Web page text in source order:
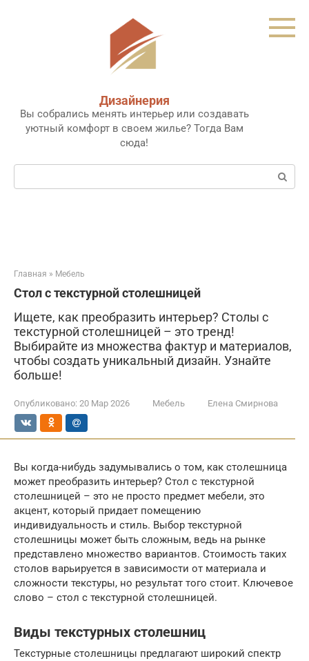
Дизайнерия
Вы собрались менять интерьер или создавать
уютный комфорт в своем жилье? Тогда Вам
сюда!
Поиск:
Главная » Мебель
Стол с текстурной столешницей
Ищете, как преобразить интерьер? Столы с
текстурной столешницей – это тренд!
Выбирайте из множества фактур и материалов,
чтобы создать уникальный дизайн. Узнайте
больше!
Опубликовано: 20 Мар 2026 Мебель Елена Смирнова
Вы когда-нибудь задумывались о том, как столешница
может преобразить интерьер? Стол с текстурной
столешницей – это не просто предмет мебели, это
акцент, который придает помещению
индивидуальность и стиль. Выбор текстурной
столешницы может быть сложным, ведь на рынке
представлено множество вариантов. Стоимость таких
столов варьируется в зависимости от материала и
сложности текстуры, но результат того стоит. Ключевое
слово – стол с текстурной столешницей.
Виды текстурных столешниц
Текстурные столешницы предлагают широкий спектр